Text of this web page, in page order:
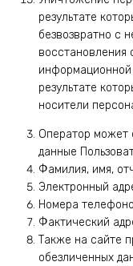
результате
безвозвратно с
восстановления
результате
носители
Оператор может
данные
Фамилия, имя,
Электронный
Номера
Фактический
Также на сайте
обезличенных